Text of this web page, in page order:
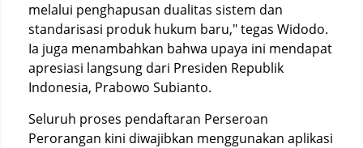
melalui penghapusan dualitas sistem dan
standarisasi produk hukum baru," tegas Widodo.
Ia juga menambahkan bahwa upaya ini mendapat
apresiasi langsung dari Presiden Republik
Indonesia, Prabowo Subianto.
Seluruh proses pendaftaran Perseroan
Perorangan kini diwajibkan menggunakan aplikasi